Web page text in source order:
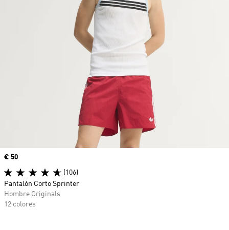
Precio
€ 50
(106)
Pantalón Corto Sprinter
Hombre Originals
12 colores